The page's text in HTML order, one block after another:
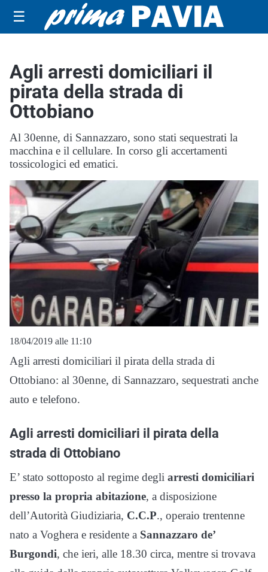
☰
Agli arresti domiciliari il
pirata della strada di
Ottobiano
Al 30enne, di Sannazzaro, sono stati sequestrati la
macchina e il cellulare. In corso gli accertamenti
tossicologici ed ematici.
18/04/2019 alle 11:10
Agli arresti domiciliari il pirata della strada di
Ottobiano: al 30enne, di Sannazzaro, sequestrati anche
auto e telefono.
Agli arresti domiciliari il pirata della
strada di Ottobiano
E’ stato sottoposto al regime degli arresti domiciliari
presso la propria abitazione, a disposizione
dell’Autorità Giudiziaria, C.C.P., operaio trentenne
nato a Voghera e residente a Sannazzaro de’
Burgondi, che ieri, alle 18.30 circa, mentre si trovava